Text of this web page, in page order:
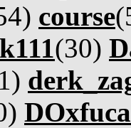
course
(30)
DOxfuca